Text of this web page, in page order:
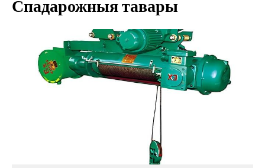
Спадарожныя тавары